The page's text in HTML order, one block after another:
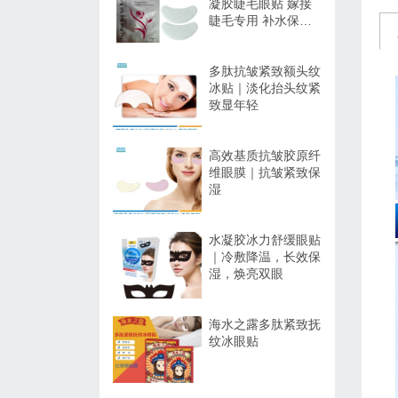
凝胶睫毛眼贴 嫁接
睫毛专用 补水保湿
多肽抗皱紧致额头纹
冰贴｜淡化抬头纹紧
致显年轻
高效基质抗皱胶原纤
维眼膜｜抗皱紧致保
湿
水凝胶冰力舒缓眼贴
｜冷敷降温，长效保
湿，焕亮双眼
海水之露多肽紧致抚
纹冰眼贴